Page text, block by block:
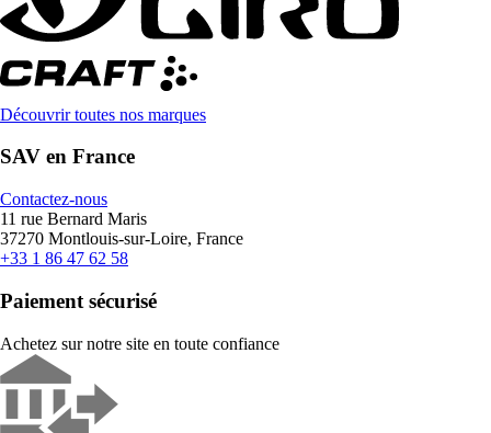
Découvrir toutes nos marques
SAV en France
Contactez-nous
11 rue Bernard Maris
37270 Montlouis-sur-Loire, France
+33 1 86 47 62 58
Paiement sécurisé
Achetez sur notre site en toute confiance